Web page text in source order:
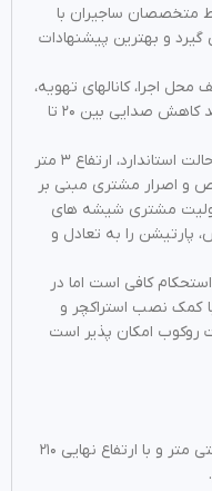
متخصصان ساجیران با
و بهترین پیشنهادات
اجرا، کانالهای تهویه،
جنس پرکننده‌ها و وجود درب و… میتواند کاهش صدایی بین ۲۰ تا
حداکثر ابعاد قطعات شیشه قابل اجرا در حالت استاندارد، ارتفاع ۳ متر
خاص و اصرار مشتری مبنی بر
مشتری شیشه های
پارتیشن را به تعادل و
کافی است اما در
کمک نصب استراکچر و
روکوب امکان پذیر است
درب استاندارد شیشه ای به عرض ۹۰ سانتی متر و با ارتفاع نهایی ۲۱۰